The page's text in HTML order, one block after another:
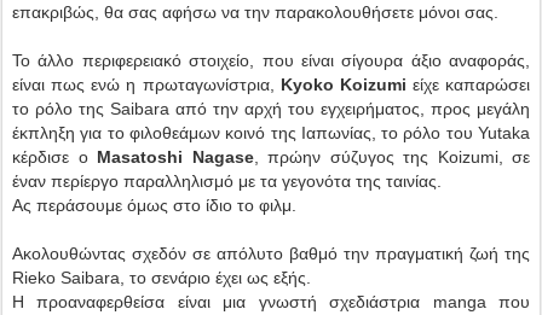
επακριβώς, θα σας αφήσω να την παρακολουθήσετε μόνοι σας.
Το άλλο περιφερειακό στοιχείο, που είναι σίγουρα άξιο αναφοράς,
είναι πως ενώ η πρωταγωνίστρια, Kyoko Koizumi είχε καπαρώσει
το ρόλο της Saibara από την αρχή του εγχειρήματος, προς μεγάλη
έκπληξη για το φιλοθεάμων κοινό της Ιαπωνίας, το ρόλο του Yutaka
κέρδισε ο Masatoshi Nagase, πρώην σύζυγος της Koizumi, σε
έναν περίεργο παραλληλισμό με τα γεγονότα της ταινίας.
Ας περάσουμε όμως στο ίδιο το φιλμ.
Ακολουθώντας σχεδόν σε απόλυτο βαθμό την πραγματική ζωή της
Rieko Saibara, το σενάριο έχει ως εξής.
Η προαναφερθείσα είναι μια γνωστή σχεδιάστρια manga που